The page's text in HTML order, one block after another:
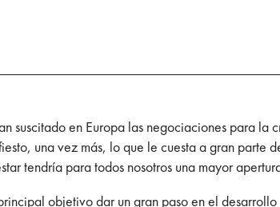
suscitado en Europa las negociaciones para
una vez más, lo que le cuesta a gran parte
tendría para todos nosotros una mayor
objetivo dar un gran paso en el